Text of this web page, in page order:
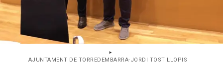
AJUNTAMENT DE TORREDEMBARRA-JORDI TOST LLOPIS